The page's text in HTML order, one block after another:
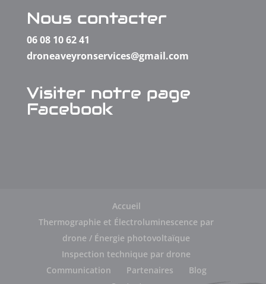
Nous contacter
06 08 10 62 41
droneaveyronservices@gmail.com
Visiter notre page
Facebook
Accueil
Thermographie et Électroluminescence par
drone / Énergie photovoltaïque
Inspection technique par drone
Communication
Partenaires
Blog